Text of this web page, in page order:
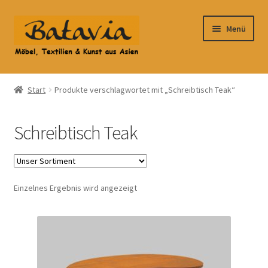
Zur
Navigation
springen
Zum
Inhalt
springen
Menü
Start
AGB
Anfahrt
Heimtextilien
Start Produkte verschlagwortet mit „Schreibtisch Teak“
Schreibtisch Teak
Einzelnes Ergebnis wird angezeigt